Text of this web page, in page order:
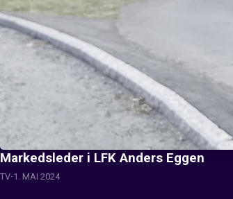
Markedsleder i LFK Anders Eggen
TV 1. MAI 2024